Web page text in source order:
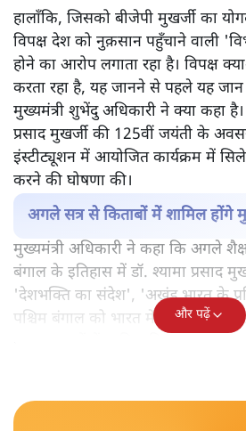
हालाँकि, जिसको बीजेपी मुखर्जी का
विपक्ष देश को नुक़सान पहुँचाने वाली
होने का आरोप लगाता रहा है। विपक्ष
करता रहा है, यह जानने से पहले यह
मुख्यमंत्री शुभेंदु अधिकारी ने क्या कहा
प्रसाद मुखर्जी की 125वीं जयंती के
इंस्टीट्यूशन में आयोजित कार्यक्रम में
करने की घोषणा की।
अगले सत्र से किताबों में शामिल होंगे
मुख्यमंत्री अधिकारी ने कहा कि अगले
बंगाल के इतिहास में डॉ. श्यामा प्रसाद
'देशभक्ति का संदेश', 'अखंड भारत के
पश्चिम बंगाल को भारत में बनाए रखने में
और पढ़ें